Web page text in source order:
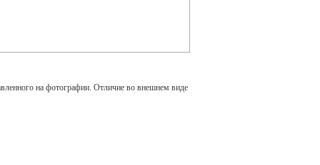
на фотографии. Отличие во внешнем виде